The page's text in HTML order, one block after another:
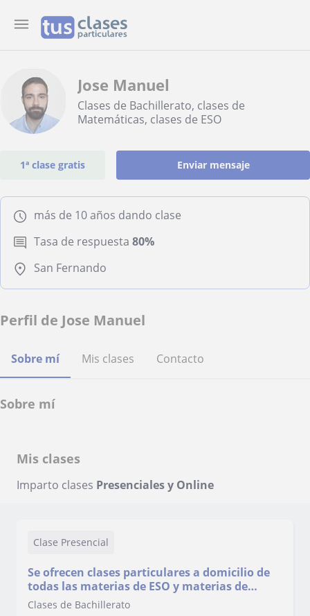
Jose Manuel
Clases de Bachillerato, clases de
Matemáticas, clases de ESO
1ª clase gratis Enviar mensaje
más de 10 años dando clase
Tasa de respuesta 80%
San Fernando
Perfil de Jose Manuel
Sobre mí Mis clases Contacto
Sobre mí
Mis clases
Imparto clases Presenciales y Online
Clase Presencial
Se ofrecen clases particulares a domicilio de
todas las materias de ESO y materias de
ciencias en bachillerato
Clases de Bachillerato